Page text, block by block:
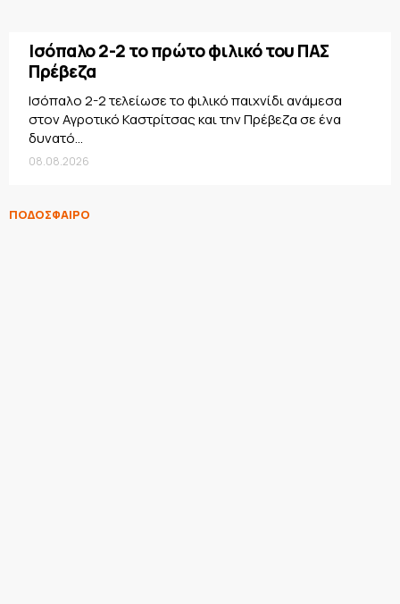
Ισόπαλο 2-2 το πρώτο φιλικό του ΠΑΣ
Πρέβεζα
Ισόπαλο 2-2 τελείωσε το φιλικό παιχνίδι ανάμεσα
στον Αγροτικό Καστρίτσας και την Πρέβεζα σε ένα
δυνατό...
08.08.2026
ΠΟΔΟΣΦΑΙΡΟ